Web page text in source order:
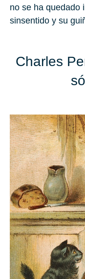
no se ha quedado
sinsentido y su
Charles